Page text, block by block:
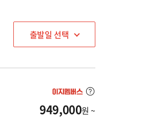
출발일 선택
949,000원 ~